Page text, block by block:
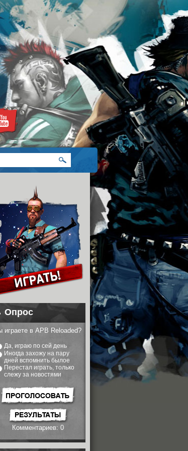
Опрос
играете в APB Reloaded?
Да, играю по сей день
Иногда захожу на пару
дней вспомнить былое
Перестал играть, только
слежу за новостями
Комментариев: 0